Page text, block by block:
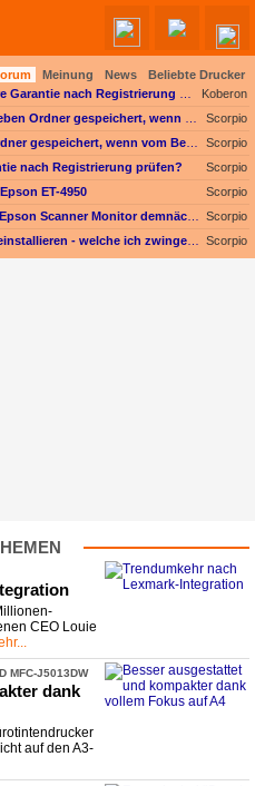
Meinung News
Beliebte Drucker
Koberon
Scorpio
Scorpio
nach Registrierung prüfen?
Scorpio
ET-4950
Scorpio
Scorpio
Scorpio
CEO Louie
MFC-​J5013DW
dank
auf den A3-
geladen...